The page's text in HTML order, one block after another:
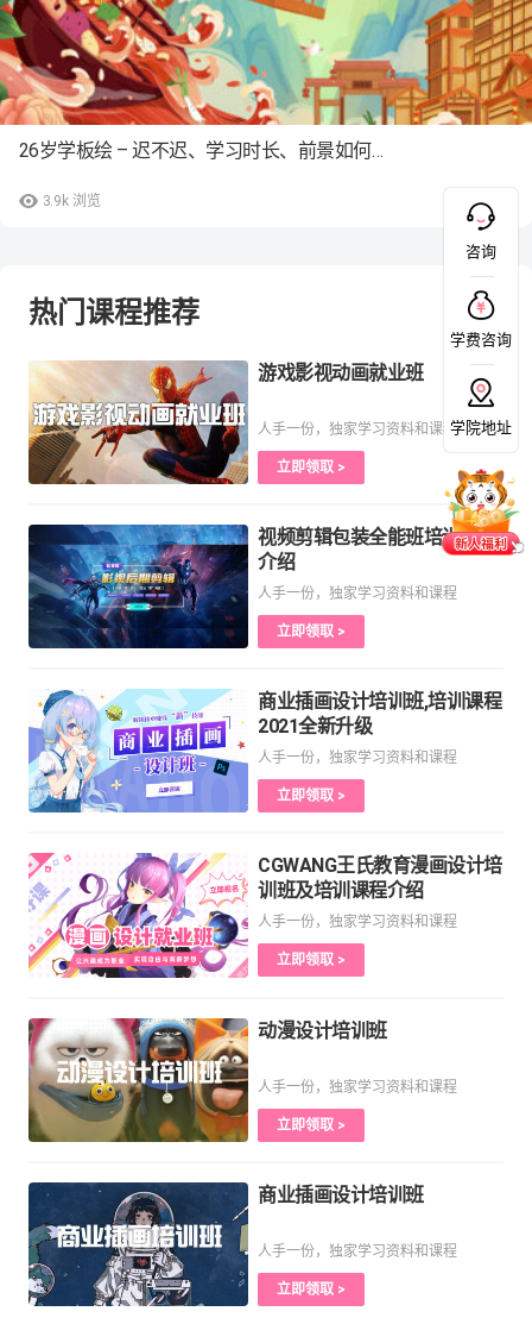
3.9k 浏览
26岁学板绘 – 迟不迟、学习时长、前景如何…
热门课程推荐
游戏影视动画就业班
人手一份，独家学习资料和课程
立即领取 >
视频剪辑包装全能班培训课程
介绍
人手一份，独家学习资料和课程
立即领取 >
商业插画设计培训班,培训课程
2021全新升级
人手一份，独家学习资料和课程
立即领取 >
CGWANG王氏教育漫画设计培
训班及培训课程介绍
人手一份，独家学习资料和课程
立即领取 >
动漫设计培训班
人手一份，独家学习资料和课程
立即领取 >
商业插画设计培训班
人手一份，独家学习资料和课程
立即领取 >
咨询
学费咨询
学院地址